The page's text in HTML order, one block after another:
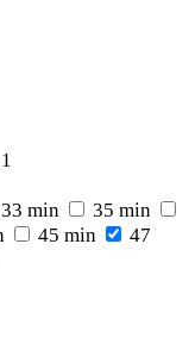
33 min
35 min
45 min
47